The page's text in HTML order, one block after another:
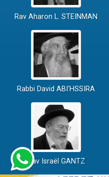
Rav Aharon L. STEINMAN
Rabbi David ABI'HSSIRA
Rav Israël GANTZ